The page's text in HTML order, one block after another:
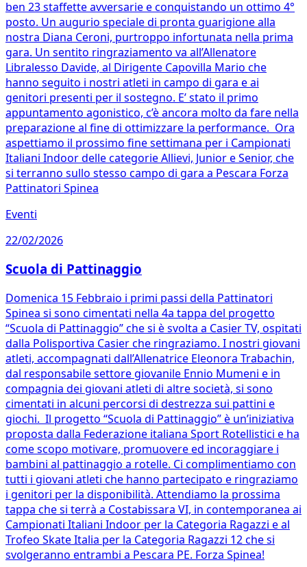
ben 23 staffette avversarie e conquistando un ottimo 4°
posto. Un augurio speciale di pronta guarigione alla
nostra Diana Ceroni, purtroppo infortunata nella prima
gara. Un sentito ringraziamento va all’Allenatore
Libralesso Davide, al Dirigente Capovilla Mario che
hanno seguito i nostri atleti in campo di gara e ai
genitori presenti per il sostegno. E’ stato il primo
appuntamento agonistico, c’è ancora molto da fare nella
preparazione al fine di ottimizzare la performance. Ora
aspettiamo il prossimo fine settimana per i Campionati
Italiani Indoor delle categorie Allievi, Junior e Senior, che
si terranno sullo stesso campo di gara a Pescara Forza
Pattinatori Spinea
Eventi
22/02/2026
Scuola di Pattinaggio
Domenica 15 Febbraio i primi passi della Pattinatori
Spinea si sono cimentati nella 4a tappa del progetto
“Scuola di Pattinaggio” che si è svolta a Casier TV, ospitati
dalla Polisportiva Casier che ringraziamo. I nostri giovani
atleti, accompagnati dall’Allenatrice Eleonora Trabachin,
dal responsabile settore giovanile Ennio Mumeni e in
compagnia dei giovani atleti di altre società, si sono
cimentati in alcuni percorsi di destrezza sui pattini e
giochi. Il progetto “Scuola di Pattinaggio” è un’iniziativa
proposta dalla Federazione italiana Sport Rotellistici e ha
come scopo motivare, promuovere ed incoraggiare i
bambini al pattinaggio a rotelle. Ci complimentiamo con
tutti i giovani atleti che hanno partecipato e ringraziamo
i genitori per la disponibilità. Attendiamo la prossima
tappa che si terrà a Costabissara VI, in contemporanea ai
Campionati Italiani Indoor per la Categoria Ragazzi e al
Trofeo Skate Italia per la Categoria Ragazzi 12 che si
svolgeranno entrambi a Pescara PE. Forza Spinea!